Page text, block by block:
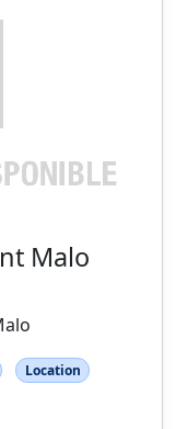
Malo
Location